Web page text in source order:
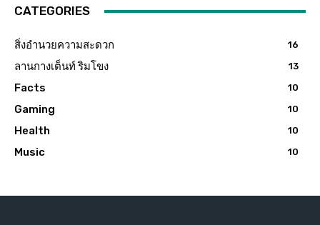
CATEGORIES
สิ่งอำนวยความสะดวก 16
ลานกางเต็นท์ ริมโขง 13
Facts 10
Gaming 10
Health 10
Music 10